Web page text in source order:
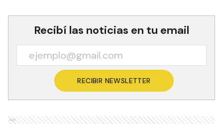
Recibí las noticias en tu email
RECIBIR NEWSLETTER
Ads